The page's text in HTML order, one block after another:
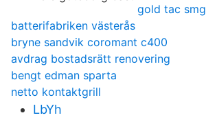
gold tac smg
batterifabriken västerås
bryne sandvik coromant c400
avdrag bostadsrätt renovering
bengt edman sparta
netto kontaktgrill
LbYh